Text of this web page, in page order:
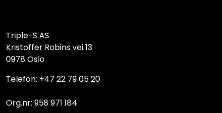
Triple-S AS
Kristoffer Robins vei 13
0978 Oslo
Telefon: +47 22 79 05 20
Org.nr: 958 971 184